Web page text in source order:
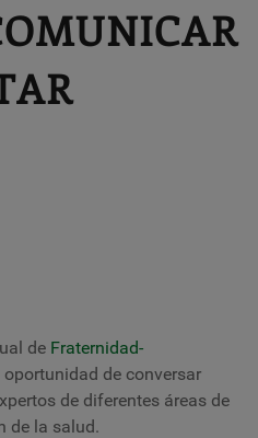
de Fraternidad-
de conversar
de diferentes áreas de
de la salud.